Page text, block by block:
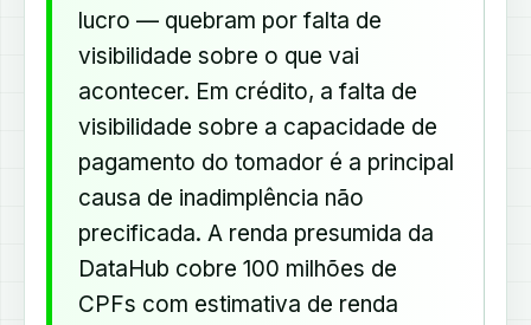
lucro — quebram por falta de
visibilidade sobre o que vai
acontecer. Em crédito, a falta de
visibilidade sobre a capacidade de
pagamento do tomador é a principal
causa de inadimplência não
precificada. A renda presumida da
DataHub cobre 100 milhões de
CPFs com estimativa de renda